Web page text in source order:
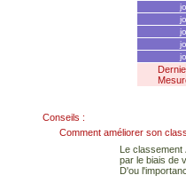
Conseils :
Comment améliorer son
Le classement
par le biais de
D'ou